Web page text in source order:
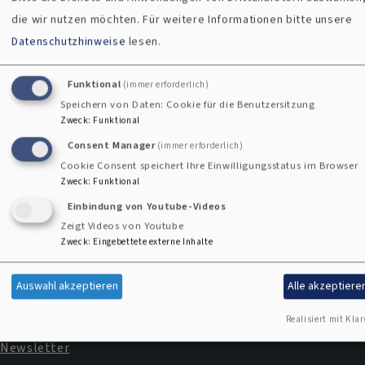
Gedenkstättenarbeit
Kontaktformular
Fußbereichsmenü
Impressum
Kontakt
Newsletter
die wir nutzen möchten.Für weitere Informationen bitte unsere
Datenschutzhinweise lesen.
Funktional (immer erforderlich)
Speichern von Daten: Cookie für die Benutzersitzung
Zweck: Funktional
Consent Manager (immer erforderlich)
Cookie Consent speichert Ihre Einwilligungsstatus im Browser
Zweck: Funktional
Einbindung von Youtube-Videos
Zeigt Videos von Youtube
Zweck: Eingebettete externe Inhalte
Auswahl akzeptieren Alle
Realisiert mit